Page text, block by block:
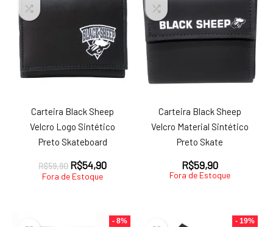
Carteira Black Sheep
Velcro Logo Sintético
Preto Skateboard
R$59,90 O
preço
R$54,90O
R$54,90.
Fora de Estoque
Carteira Black Sheep
Velcro Material Sintético
Preto Skate
R$59,90
Fora de Estoque
- 8% - 19%